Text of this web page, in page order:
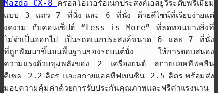
Mazda CX-8 ครอสโอเวอร์อเนกประสงค์เอสยูวีระดับพรีเมียม
แบบ 3 แถว 7 ที่นั่ง และ 6ที่นั่ง ด้วยดีไซน์ที่เรียบง่ายแต่
งดงาม กับคอนเซ็ปต์ “Less is More”ที่ลดทอนบางสิ่งที่
ไม่จำเป็นออกไป เป็นรถอเนกประสงค์ขนาด 6 และ 7ที่นั่ง
ที่ถูกพัฒนาขึ้นบนพื้นฐานของรถยนต์นั่ง ให้การตอบสนอง
ความแรงด้วยขุมพลังของ 2 เครื่องยนต์ สกายแอคทีฟคลีน
ดีเซล 2.2 ลิตร และสกายแอคทีฟเบนซิน 2.5 ลิตร พร้อมส่ง
มอบความคุ้มค่าด้วยการรับประกันคุณภาพและฟรีค่าแรงนาน